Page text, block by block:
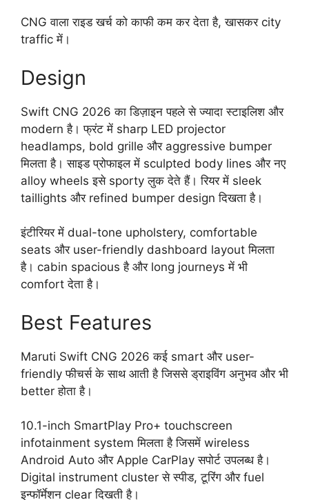
CNG वाला राइड खर्च को काफी कम कर देता है, खासकर city
traffic में।
Design
Swift CNG 2026 का डिज़ाइन पहले से ज्यादा स्टाइलिश और
modern है। फ्रंट में sharp LED projector
headlamps, bold grille और aggressive bumper
मिलता है। साइड प्रोफाइल में sculpted body lines और नए
alloy wheels इसे sporty लुक देते हैं। रियर में sleek
taillights और refined bumper design दिखता है।
इंटीरियर में dual-tone upholstery, comfortable
seats और user-friendly dashboard layout मिलता
है। cabin spacious है और long journeys में भी
comfort देता है।
Best Features
Maruti Swift CNG 2026 कई smart और user-
friendly फीचर्स के साथ आती है जिससे ड्राइविंग अनुभव और भी
better होता है।
10.1-inch SmartPlay Pro+ touchscreen
infotainment system मिलता है जिसमें wireless
Android Auto और Apple CarPlay सपोर्ट उपलब्ध है।
Digital instrument cluster से स्पीड, टूरिंग और fuel
इन्फॉर्मेशन clear दिखती है।